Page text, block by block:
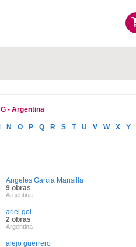
G - Argentina
N O P Q R S T U V W X Y
Angeles Garcia Mansilla
9 obras
Argentina
ariel gol
2 obras
Argentina
alejo guerrero